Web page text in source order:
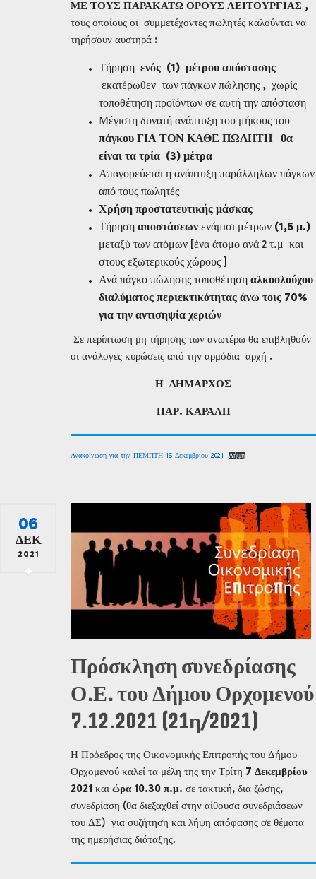
ΜΕ ΤΟΥΣ ΠΑΡΑΚΑΤΩ ΟΡΟΥΣ ΛΕΙΤΟΥΡΓΙΑΣ ,
τους οποίους οι συμμετέχοντες πωλητές καλούνται να
τηρήσουν αυστηρά :
Τήρηση ενός (1) μέτρου απόστασης
εκατέρωθεν των πάγκων πώλησης , χωρίς
τοποθέτηση προϊόντων σε αυτή την απόσταση
Μέγιστη δυνατή ανάπτυξη του μήκους του
πάγκου ΓΙΑ ΤΟΝ ΚΑΘΕ ΠΩΛΗΤΗ θα
είναι τα τρία (3) μέτρα
Απαγορεύεται η ανάπτυξη παράλληλων πάγκων
από τους πωλητές
Χρήση προστατευτικής μάσκας
Τήρηση αποστάσεων ενάμισι μέτρων (1,5 μ.)
μεταξύ των ατόμων [ένα άτομο ανά 2 τ.μ και
στους εξωτερικούς χώρους ]
Ανά πάγκο πώλησης τοποθέτηση αλκοολούχου
διαλύματος περιεκτικότητας άνω τοις 70%
για την αντισηψία χεριών
Σε περίπτωση μη τήρησης των ανωτέρω θα επιβληθούν
οι ανάλογες κυρώσεις από την αρμόδια αρχή .
Η ΔΗΜΑΡΧΟΣ
ΠΑΡ. ΚΑΡΑΛΗ
Ανακοίνωση-για-την-ΠΕΜΠΤΗ-16-Δεκεμβρίου-2021 Λήψη
06
ΔΕΚ
2021
Πρόσκληση συνεδρίασης
Ο.Ε. του Δήμου Ορχομενού
7.12.2021 (21η/2021)
Η Πρόεδρος της Οικονομικής Επιτροπής του Δήμου
Ορχομενού καλεί τα μέλη της την Τρίτη 7 Δεκεμβρίου
2021 και ώρα 10.30 π.μ. σε τακτική, δια ζώσης,
συνεδρίαση (θα διεξαχθεί στην αίθουσα συνεδριάσεων
του ΔΣ) για συζήτηση και λήψη απόφασης σε θέματα
της ημερήσιας διάταξης.